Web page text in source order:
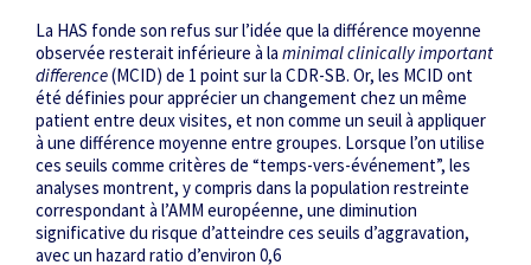
La HAS fonde son refus sur l’idée que la différence moyenne
observée resterait inférieure à la minimal clinically important
difference(MCID) de 1 point sur la CDR-SB. Or, les MCID ont
été définies pour apprécier un changement chez un même
patient entre deux visites, et non comme un seuil à appliquer
à une différence moyenne entre groupes. Lorsque l’on utilise
ces seuils comme critères de “temps-vers-événement”, les
analyses montrent, y compris dans la population restreinte
correspondant à l’AMM européenne, une diminution
significative du risque d’atteindre ces seuils d’aggravation,
avec un hazard ratio d’environ 0,6